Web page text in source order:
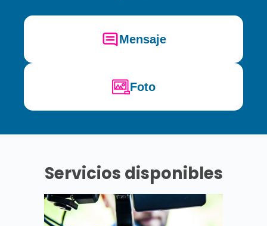
Mensaje
Foto
Servicios disponibles